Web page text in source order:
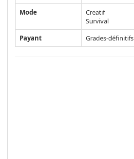
Mode
Creatif
Survival
Payant
Grades-définitifs